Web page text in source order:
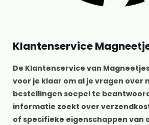
Klantenservice
De Klantenservice van
voor je klaar om al je vragen over
bestellingen soepel te
informatie zoekt over
of specifieke eigenschappen van